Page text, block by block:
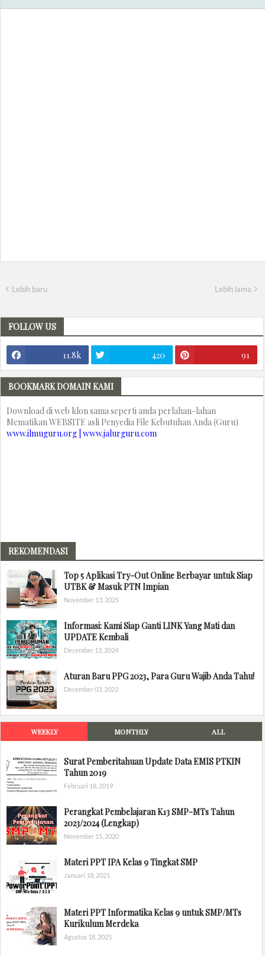
Lebih baru Lebih lama
FOLLOW US
11.8k 420 91
BOOKMARK DOMAIN KAMI
Download di web klon sama seperti anda perlahan-lahan
Mematikan WEBSITE asli Penyedia File Kebutuhan Anda (Guru)
www.ilmuguru.org | www.jalurguru.com
REKOMENDASI
Top 5 Aplikasi Try-Out Online Berbayar untuk Siap
UTBK & Masuk PTN Impian
November 13, 2025
Informasi: Kami Siap Ganti LINK Yang Mati dan
UPDATE Kembali
December 13, 2024
Aturan Baru PPG 2023, Para Guru Wajib Anda Tahu!
December 03, 2022
WEEKLY MONTHLY ALL
Surat Pemberitahuan Update Data EMIS PTKIN
Tahun 2019
Februari 18, 2019
Perangkat Pembelajaran K13 SMP-MTs Tahun
2023/2024 (Lengkap)
November 15, 2020
Materi PPT IPA Kelas 9 Tingkat SMP
Januari 18, 2021
Materi PPT Informatika Kelas 9 untuk SMP/MTs
Kurikulum Merdeka
Agustus 18, 2025